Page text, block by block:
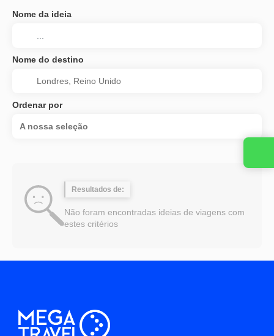
Nome da ideia
Nome do destino
Ordenar por
A nossa seleção
Resultados de:
Não foram encontradas ideias de viagens com
estes critérios